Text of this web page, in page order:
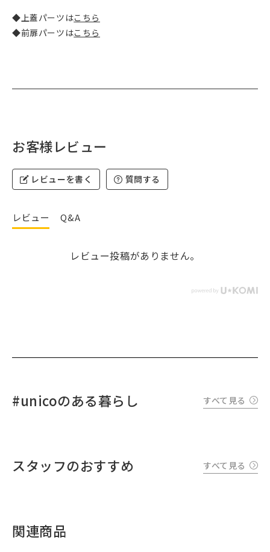
◆上蓋パーツはこちら
◆前扉パーツはこちら
お客様レビュー
レビューを書く 質問する
レビュー Q&A
レビュー投稿がありません。
#unicoのある暮らし すべて見る
スタッフのおすすめ すべて見る
関連商品